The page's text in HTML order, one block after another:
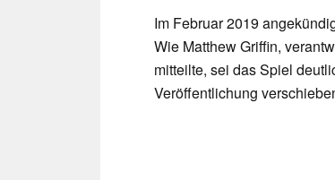
Im Februar 2019
Wie Matthew Griffin,
mitteilte, sei das Spiel
Veröffentlichung